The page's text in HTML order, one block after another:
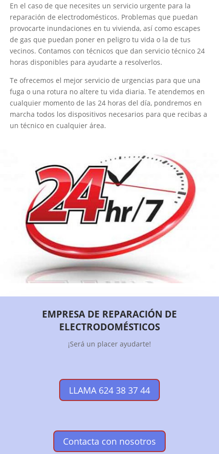
En el caso de que necesites un servicio urgente para la
reparación de electrodomésticos. Problemas que puedan
provocarte inundaciones en tu vivienda, así como escapes
de gas que puedan poner en peligro tu vida o la de tus
vecinos. Contamos con técnicos que dan servicio técnico 24
horas disponibles para ayudarte a resolverlos.
Te ofrecemos el mejor servicio de urgencias para que una
fuga o una rotura no altere tu vida diaria. Te atendemos en
cualquier momento de las 24 horas del día, pondremos en
marcha todos los dispositivos necesarios para que recibas a
un técnico en cualquier área.
EMPRESA DE REPARACIÓN DE
ELECTRODOMÉSTICOS
¡Será un placer ayudarte!
LLAMA 624 38 37 44
Contacta con nosotros